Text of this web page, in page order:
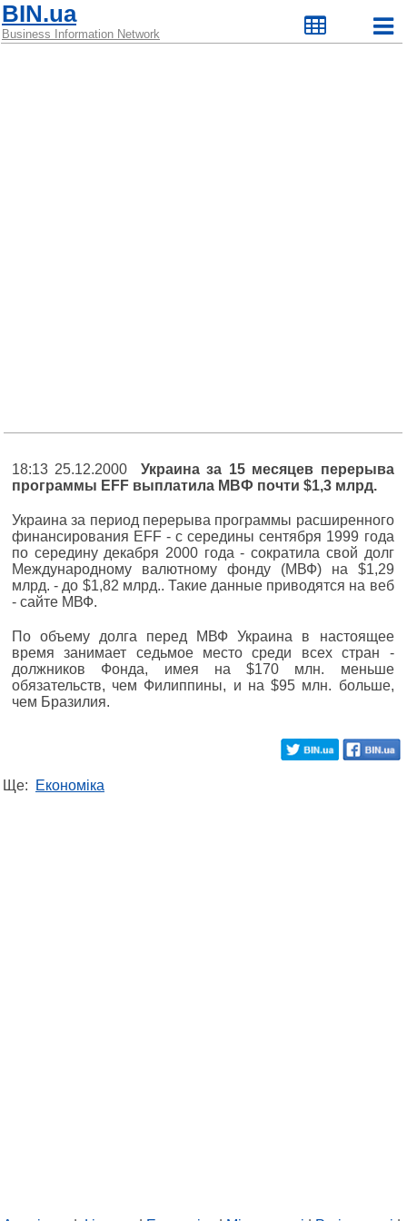
BIN.ua
Business Information Network
18:13 25.12.2000Украина за 15 месяцев перерыва
программы EFF выплатила МВФ почти $1,3 млрд.
Украина за период перерыва программы расширенного
финансирования EFF - с середины сентября 1999 года
по середину декабря 2000 года - сократила свой долг
Международному валютному фонду (МВФ) на $1,29
млрд. - до $1,82 млрд.. Такие данные приводятся на веб
- сайте МВФ.
По объему долга перед МВФ Украина в настоящее
время занимает седьмое место среди всех стран -
должников Фонда, имея на $170 млн. меньше
обязательств, чем Филиппины, и на $95 млн. больше,
чем Бразилия.
Ще: Економіка